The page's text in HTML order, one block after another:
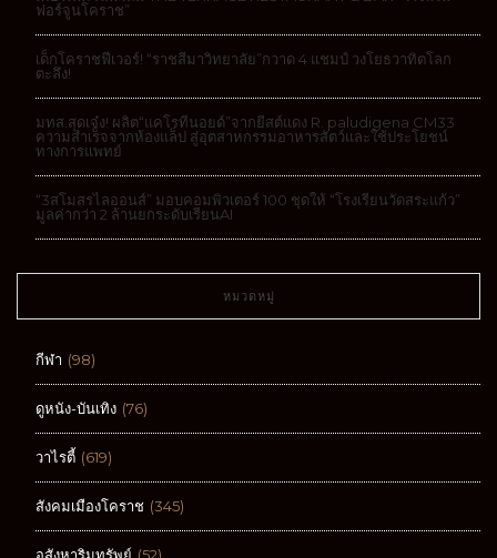
ฟอร์จูนโคราช”
เด็กโคราชฟีเวอร์! “ราชสีมาวิทยาลัย”กวาด 4 แชมป์ วงโยธวาทิตโลก
ตะลึง!
มทส.สุดเจ๋ง! ผลิต“แคโรทีนอยด์”จากยีสต์แดง R. paludigena CM33
ความสำเร็จจากห้องแล็ป สู่อุตสาหกรรมอาหารสัตว์และใช้ประโยชน์
ทางการแพทย์
“3สโมสรไลออนส์” มอบคอมพิวเตอร์ 100 ชุดให้ “โรงเรียนวัดสระแก้ว”
มูลค่ากว่า 2 ล้านยกระดับเรียนAI
หมวดหมู่
กีฬา (98)
ดูหนัง-บันเทิง (76)
วาไรตี้ (619)
สังคมเมืองโคราช (345)
อสังหาริมทรัพย์ (52)